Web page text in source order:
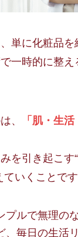
単に化粧品
一時的に整え
、
「肌・生
を引き起こす
いくことです
プルで無理の
、毎日の生活